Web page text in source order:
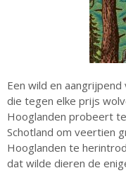
Een wild en
die tegen elke prijs
Hooglanden probeert
Schotland om veertien
Hooglanden te
dat wilde dieren de